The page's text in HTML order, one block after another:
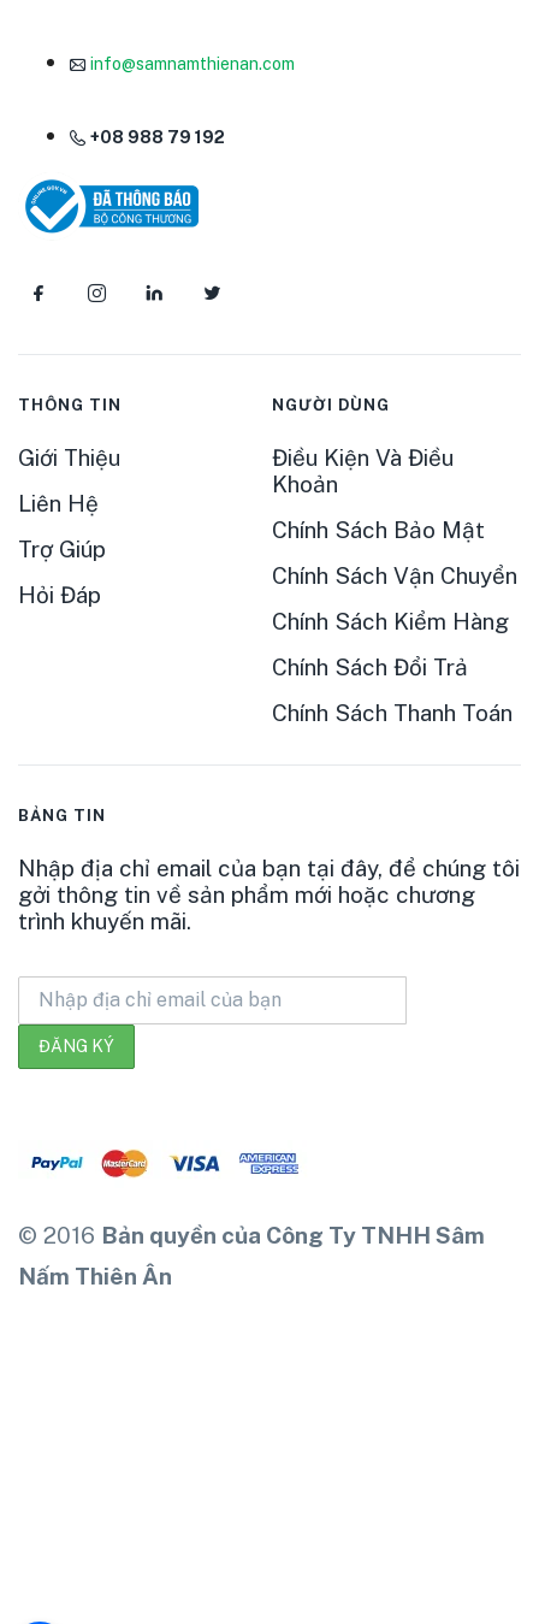
info@samnamthienan.com
+08 988 79 192
THÔNG TIN
Giới Thiệu
Liên Hệ
Trợ Giúp
Hỏi Đáp
NGƯỜI DÙNG
Điều Kiện Và Điều
Khoản
Chính Sách Bảo Mật
Chính Sách Vận Chuyển
Chính Sách Kiểm Hàng
Chính Sách Đổi Trả
Chính Sách Thanh Toán
BẢNG TIN
Nhập địa chỉ email của bạn tại đây, để chúng tôi
gởi thông tin về sản phẩm mới hoặc chương
trình khuyến mãi.
© 2016 Bản quyền của Công Ty TNHH Sâm
Nấm Thiên Ân